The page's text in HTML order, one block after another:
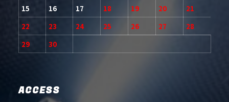
15
16 17 18 19 20
21
22
23 24 25 26 27
28
29
30
ACCESS